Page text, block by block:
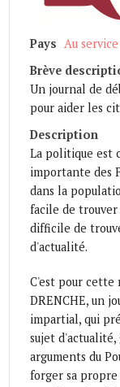
Pays Au
Brève
Un journal de
pour aider les
Description
La politique est
importante des
dans la
facile de trouver
difficile de
d'actualité.
C'est pour cette
DRENCHE, un
impartial, qui
sujet
arguments du
forger sa